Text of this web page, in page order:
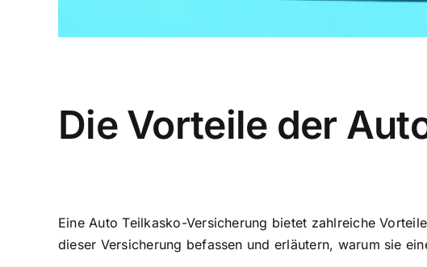
Die Vorteile der
Eine Auto Teilkasko-Versicherung bietet zahlreiche
dieser Versicherung befassen und erläutern, warum sie